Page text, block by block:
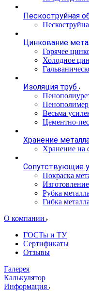
Пескоструйная
Цинкование
Горячее
Холодное
Изоляция труб
Весьма
Цементно-
Хранение
Хранение на
Сопутствующие
Покраска
Рубка металла
Гибка металла
О компании
ГОСТы и ТУ
Сертификаты
Отзывы
Галерея
Калькулятор
Информация